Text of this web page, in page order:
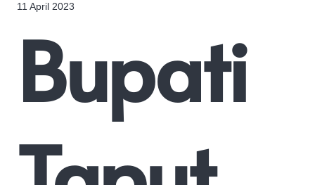
11 April 2023
Bupati